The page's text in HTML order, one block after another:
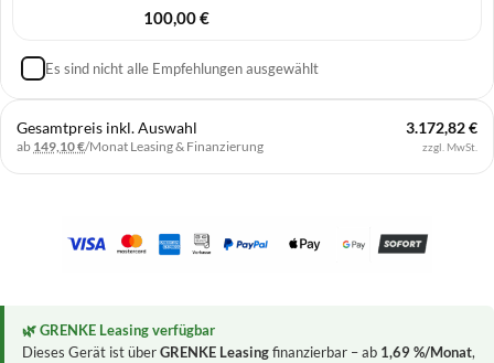
100,00€
Es sind nicht alle Empfehlungen ausgewählt
Gesamtpreis inkl. Auswahl
ab 149,10 €/Monat Leasing & Finanzierung
3.172,82 €
zzgl. MwSt.
🌿 GRENKE Leasing verfügbar
Dieses Gerät ist überGRENKE Leasingfinanzierbar – ab 1,69 %/Monat,